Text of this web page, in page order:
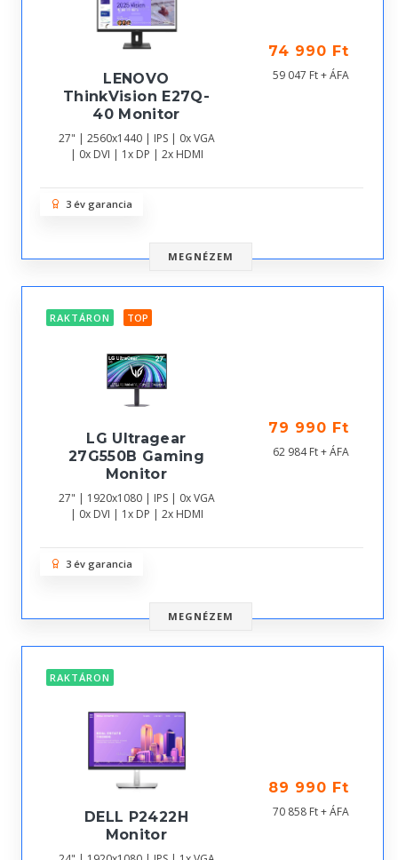
LENOVO
ThinkVision E27Q-
40 Monitor
27" | 2560x1440 | IPS | 0x VGA
| 0x DVI | 1x DP | 2x HDMI
74 990 Ft
59 047 Ft + ÁFA
3 év garancia
MEGNÉZEM
RAKTÁRON TOP
LG Ultragear
27G550B Gaming
Monitor
27" | 1920x1080 | IPS | 0x VGA
| 0x DVI | 1x DP | 2x HDMI
79 990 Ft
62 984 Ft + ÁFA
3 év garancia
MEGNÉZEM
RAKTÁRON
DELL P2422H
Monitor
89 990 Ft
70 858 Ft + ÁFA